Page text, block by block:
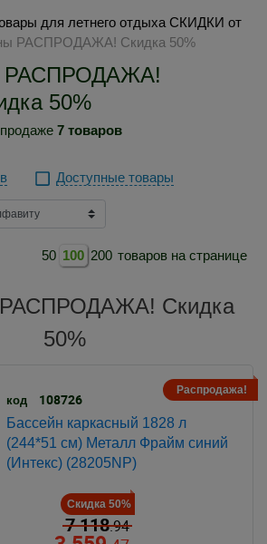
для летнего отдыха СКИДКИ от
РАСПРОДАЖА! Скидка 50%
РАСПРОДАЖА!
50%
7 товаров
Доступные товары
50 100 200 товаров на странице
РАСПРОДАЖА! Скидка
50%
Распродажа!
код 108726
Бассейн каркасный 1828 л
(244*51 см) Металл Фрайм синий
(Интекс) (28205NP)
Скидка 50%
7 118.94